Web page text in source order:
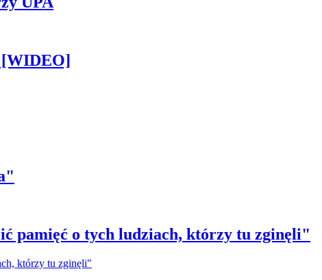
[WIDEO]
pamięć o tych ludziach, którzy tu zginęli"